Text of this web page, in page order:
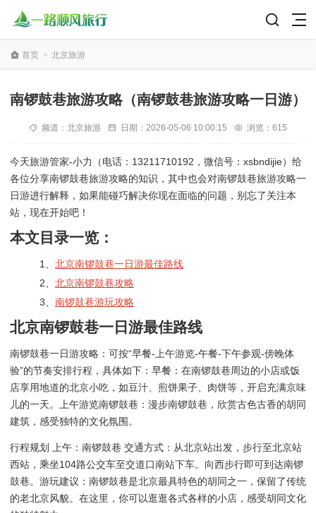
首页 > 北京旅游
南锣鼓巷旅游攻略（南锣鼓巷旅游攻略一日游）
频道： 北京旅游 日期： 2026-05-06 10:00:15 浏览：615
今天旅游管家-小力（电话：13211710192，微信号：xsbndijie）给
各位分享南锣鼓巷旅游攻略的知识，其中也会对南锣鼓巷旅游攻略一
日游进行解释，如果能碰巧解决你现在面临的问题，别忘了关注本
站，现在开始吧！
本文目录一览：
1、 北京南锣鼓巷一日游最佳路线
2、 北京南锣鼓巷攻略
3、 南锣鼓巷游玩攻略
北京南锣鼓巷一日游最佳路线
南锣鼓巷一日游攻略：可按“早餐-上午游览-午餐-下午参观-傍晚体
验”的节奏安排行程，具体如下：早餐：在南锣鼓巷周边的小店或饭
店享用地道的北京小吃，如豆汁、煎饼果子、肉饼等，开启充满京味
儿的一天。上午游览南锣鼓巷：漫步南锣鼓巷，欣赏古色古香的胡同
建筑，感受独特的文化氛围。
行程规划 上午：南锣鼓巷 交通方式：从北京站出发，步行至北京站
西站，乘坐104路公交车至交道口南站下车。向西步行即可到达南锣
鼓巷。游玩建议：南锣鼓巷是北京最具特色的胡同之一，保留了传统
的老北京风貌。在这里，你可以逛逛各式各样的小店，感受胡同文化